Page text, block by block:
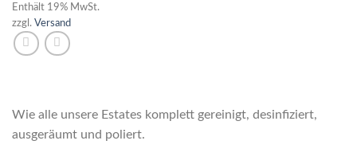
Enthält 19% MwSt.
zzgl. Versand
Wie alle unsere Estates komplett gereinigt, desinfiziert,
ausgeräumt und poliert.